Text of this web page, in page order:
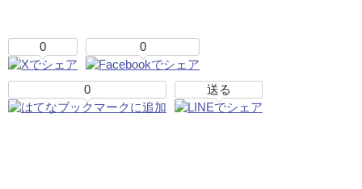
0 0
0 送る